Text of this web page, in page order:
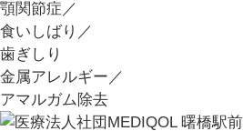
顎関節症／
食いしばり／
歯ぎしり
金属アレルギー／
アマルガム除去